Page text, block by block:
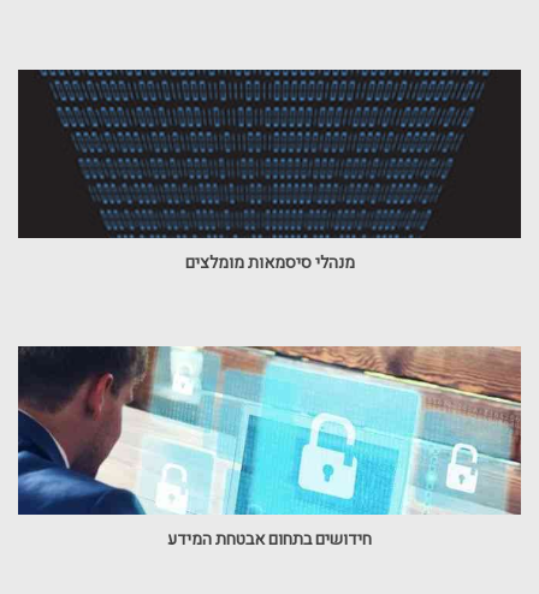
מנהלי סיסמאות מומלצים
חידושים בתחום אבטחת המידע